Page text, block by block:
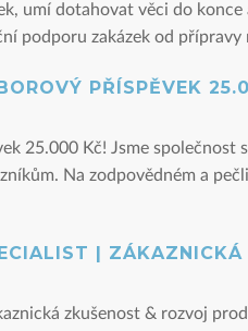
umí dotahovat věci do
podporu zakázek od přípravy
PŘÍSPĚVEK
25.000 Kč! Jsme
Na zodpovědném a
| ZÁKAZNICKÁ
zkušenost & rozvoj